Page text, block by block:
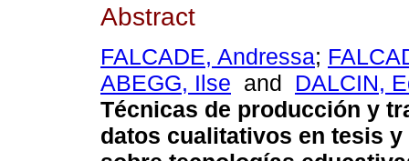
Abstract
FALCADE, Andressa;
ABEGG, Ilse and DALCIN,
Técnicas de producción y
datos cualitativos en tesis